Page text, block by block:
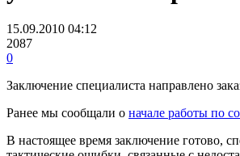
15.09.2010 04:12
2087
0
Заключение специалиста направлено
Ранее мы сообщали о начале работы по
В настоящее время заключение готово,